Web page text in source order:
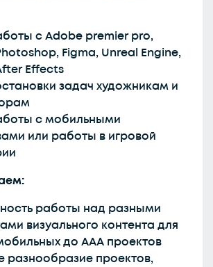
с Adobe premier pro,
Figma, Unreal Engine,
Effects
задач художникам и
с мобильными
или работы в игровой
работы над разными
визуального контента для
до AAA проектов
разнообразие проектов,